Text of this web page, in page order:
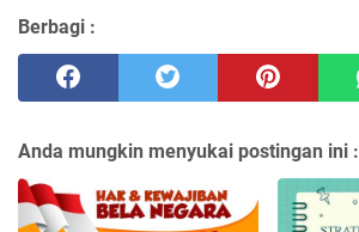
Berbagi :
Anda mungkin menyukai postingan ini :